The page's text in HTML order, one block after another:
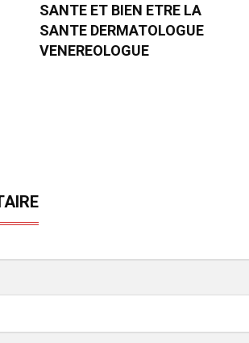
SANTE ET BIEN ETRE LA
SANTE DERMATOLOGUE
VENEREOLOGUE